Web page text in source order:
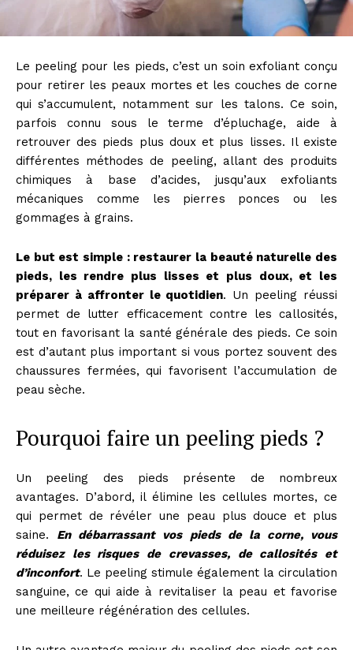
Le peeling pour les pieds, c’est un soin exfoliant conçu
pour retirer les peaux mortes et les couches de corne
qui s’accumulent, notamment sur les talons. Ce soin,
parfois connu sous le terme d’épluchage, aide à
retrouver des pieds plus doux et plus lisses. Il existe
différentes méthodes de peeling, allant des produits
chimiques à base d’acides, jusqu’aux exfoliants
mécaniques comme les pierres ponces ou les
gommages à grains.
Le but est simple : restaurer la beauté naturelle des
pieds, les rendre plus lisses et plus doux, et les
préparer à affronter le quotidien. Un peeling réussi
permet de lutter efficacement contre les callosités,
tout en favorisant la santé générale des pieds. Ce soin
est d’autant plus important si vous portez souvent des
chaussures fermées, qui favorisent l’accumulation de
peau sèche.
Pourquoi faire un peeling pieds ?
Un peeling des pieds présente de nombreux
avantages. D’abord, il élimine les cellules mortes, ce
qui permet de révéler une peau plus douce et plus
saine. En débarrassant vos pieds de la corne, vous
réduisez les risques de crevasses, de callosités et
d’inconfort. Le peeling stimule également la circulation
sanguine, ce qui aide à revitaliser la peau et favorise
une meilleure régénération des cellules.